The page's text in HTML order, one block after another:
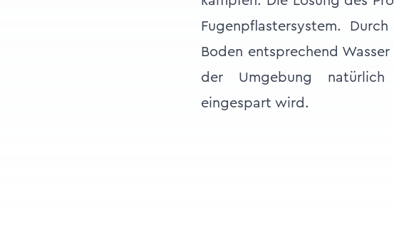
Fugenpflastersystem.
Boden entsprechend
der Umgebung natürlich
eingespart wird.